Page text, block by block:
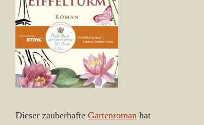
Dieser zauberhafte Gartenroman hat